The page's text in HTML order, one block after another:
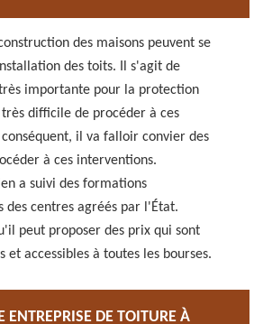
des maisons peuvent se
des toits. Il s'agit de
importante pour la protection
difficile de procéder à ces
il va falloir convier des
à ces interventions.
a suivi des formations
des centres agréés par l'État.
peut proposer des prix qui sont
et accessibles à toutes les bourses.
ENTREPRISE DE TOITURE À